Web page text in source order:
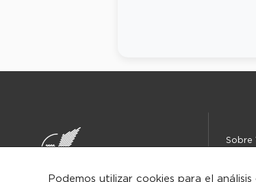
Sobre
Podemos utilizar cookies para el